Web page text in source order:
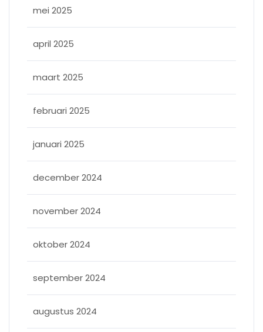
mei 2025
april 2025
maart 2025
februari 2025
januari 2025
december 2024
november 2024
oktober 2024
september 2024
augustus 2024